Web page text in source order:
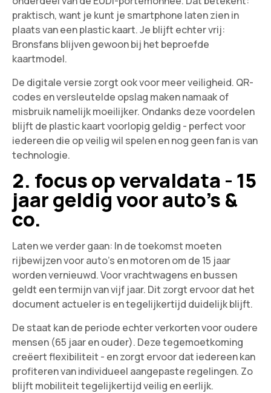
praktisch, want je kunt je smartphone laten zien in
plaats van een plastic kaart. Je blijft echter vrij:
Bronsfans blijven gewoon bij het beproefde
kaartmodel.
De digitale versie zorgt ook voor meer veiligheid. QR-
codes en versleutelde opslag maken namaak of
misbruik namelijk moeilijker. Ondanks deze voordelen
blijft de plastic kaart voorlopig geldig - perfect voor
iedereen die op veilig wil spelen en nog geen fan is van
technologie.
2. focus op vervaldata - 15
jaar geldig voor auto's &
co.
Laten we verder gaan: In de toekomst moeten
rijbewijzen voor auto's en motoren om de 15 jaar
worden vernieuwd. Voor vrachtwagens en bussen
geldt een termijn van vijf jaar. Dit zorgt ervoor dat het
document actueler is en tegelijkertijd duidelijk blijft.
De staat kan de periode echter verkorten voor oudere
mensen (65 jaar en ouder). Deze tegemoetkoming
creëert flexibiliteit - en zorgt ervoor dat iedereen kan
profiteren van individueel aangepaste regelingen. Zo
blijft mobiliteit tegelijkertijd veilig en eerlijk.